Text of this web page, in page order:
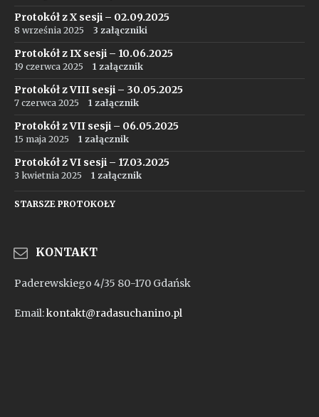
Protokół z X sesji – 02.09.2025
8 września 2025 3 załączniki
Protokół z IX sesji – 10.06.2025
19 czerwca 2025 1 załącznik
Protokół z VIII sesji – 30.05.2025
7 czerwca 2025 1 załącznik
Protokół z VII sesji – 06.05.2025
15 maja 2025 1 załącznik
Protokół z VI sesji – 17.03.2025
3 kwietnia 2025 1 załącznik
STARSZE PROTOKOŁY
KONTAKT
Paderewskiego 4/35 80-170 Gdańsk
Email:kontakt@radasuchanino.pl